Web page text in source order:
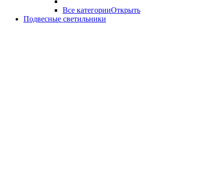
Все категорииОткрыть
Подвесные светильники